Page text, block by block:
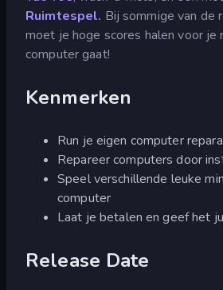
Ruimtespel. Bij sommige van de
moet je hoge scores halen voor je
computer gaat!
Kenmerken
Run je eigen computer
Repareer computers door
Speel verschillende leuke
computer
Laat je betalen en geef het
Release Date